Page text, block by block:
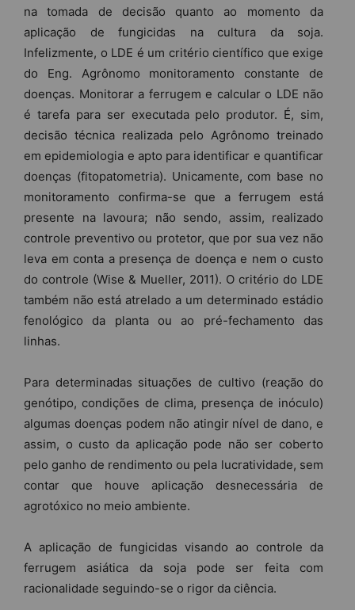
na tomada de decisão quanto ao momento da
aplicação de fungicidas na cultura da soja.
Infelizmente, o LDE é um critério científico que exige
do Eng. Agrônomo monitoramento constante de
doenças. Monitorar a ferrugem e calcular o LDE não
é tarefa para ser executada pelo produtor. É, sim,
decisão técnica realizada pelo Agrônomo treinado
em epidemiologia e apto para identificar e quantificar
doenças (fitopatometria). Unicamente, com base no
monitoramento confirma-se que a ferrugem está
presente na lavoura; não sendo, assim, realizado
controle preventivo ou protetor, que por sua vez não
leva em conta a presença de doença e nem o custo
do controle (Wise & Mueller, 2011). O critério do LDE
também não está atrelado a um determinado estádio
fenológico da planta ou ao pré-fechamento das
linhas.
Para determinadas situações de cultivo (reação do
genótipo, condições de clima, presença de inóculo)
algumas doenças podem não atingir nível de dano, e
assim, o custo da aplicação pode não ser coberto
pelo ganho de rendimento ou pela lucratividade, sem
contar que houve aplicação desnecessária de
agrotóxico no meio ambiente.
A aplicação de fungicidas visando ao controle da
ferrugem asiática da soja pode ser feita com
racionalidade seguindo-se o rigor da ciência.